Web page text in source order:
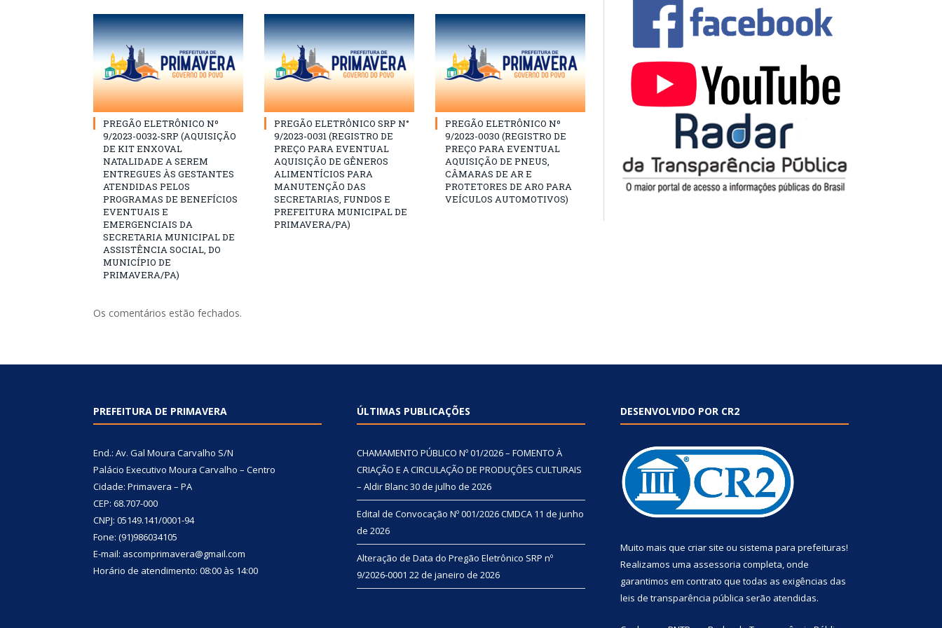
PREGÃO ELETRÔNICO Nº
9/2023-0032-SRP (AQUISIÇÃO
DE KIT ENXOVAL
NATALIDADE A SEREM
ENTREGUES ÀS GESTANTES
ATENDIDAS PELOS
PROGRAMAS DE BENEFÍCIOS
EVENTUAIS E
EMERGENCIAIS DA
SECRETARIA MUNICIPAL DE
ASSISTÊNCIA SOCIAL, DO
MUNICÍPIO DE
PRIMAVERA/PA)
PREGÃO ELETRÔNICO SRP N°
9/2023-0031 (REGISTRO DE
PREÇO PARA EVENTUAL
AQUISIÇÃO DE GÊNEROS
ALIMENTÍCIOS PARA
MANUTENÇÃO DAS
SECRETARIAS, FUNDOS E
PREFEITURA MUNICIPAL DE
PRIMAVERA/PA)
PREGÃO ELETRÔNICO Nº
9/2023-0030 (REGISTRO DE
PREÇO PARA EVENTUAL
AQUISIÇÃO DE PNEUS,
CÂMARAS DE AR E
PROTETORES DE ARO PARA
VEÍCULOS AUTOMOTIVOS)
Os comentários estão fechados.
PREFEITURA DE PRIMAVERA
End.: Av. Gal Moura Carvalho S/N
Palácio Executivo Moura Carvalho – Centro
Cidade: Primavera – PA
CEP: 68.707-000
CNPJ: 05149.141/0001-94
Fone: (91)986034105
E-mail: ascomprimavera@gmail.com
Horário de atendimento: 08:00 às 14:00
ÚLTIMAS PUBLICAÇÕES
CHAMAMENTO PÚBLICO Nº 01/2026 – FOMENTO À
CRIAÇÃO E A CIRCULAÇÃO DE PRODUÇÕES CULTURAIS
– Aldir Blanc30 de julho de 2026
Edital de Convocação Nº 001/2026 CMDCA 11 de junho
de 2026
Alteração de Data do Pregão Eletrônico SRP nº
9/2026-0001 22 de janeiro de 2026
DESENVOLVIDO POR CR2
Muito mais que criar site ou sistema para prefeituras!
Realizamos uma assessoria completa, onde
garantimos em contrato que todas as exigências das
leis de transparência pública serão atendidas.